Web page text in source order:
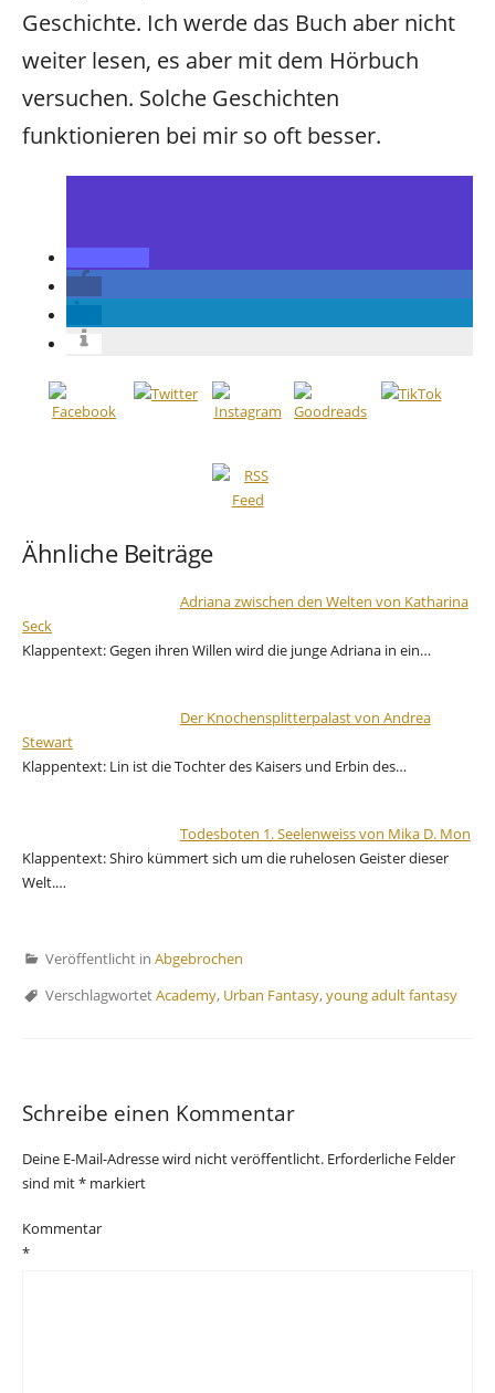
Geschichte. Ich werde das Buch aber nicht
weiter lesen, es aber mit dem Hörbuch
versuchen. Solche Geschichten
funktionieren bei mir so oft besser.
Ähnliche Beiträge
Adriana zwischen den Welten von Katharina
Seck
Klappentext: Gegen ihren Willen wird die junge Adriana in ein…
Der Knochensplitterpalast von Andrea
Stewart
Klappentext: Lin ist die Tochter des Kaisers und Erbin des…
Todesboten 1. Seelenweiss von Mika D. Mon
Klappentext: Shiro kümmert sich um die ruhelosen Geister dieser
Welt.…
Veröffentlicht in Abgebrochen
VerschlagwortetAcademy, Urban Fantasy,young adult fantasy
Schreibe einen Kommentar
Deine E-Mail-Adresse wird nicht veröffentlicht. Erforderliche Felder
sind mit* markiert
Kommentar
*